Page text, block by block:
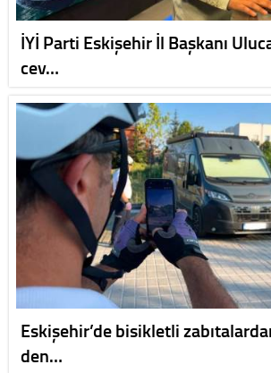
İYİ Parti Eskişehir İl Başkanı
cev…
Eskişehir’de bisikletli
den…